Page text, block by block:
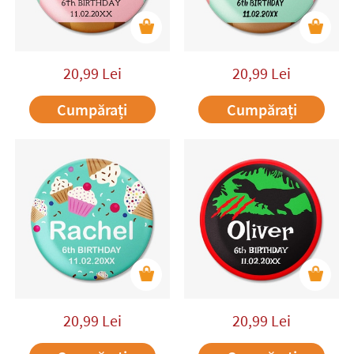
20,99 Lei
Cumpărați
20,99 Lei
Cumpărați
20,99 Lei
20,99 Lei